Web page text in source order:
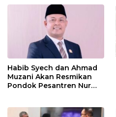
Habib Syech dan Ahmad
Muzani Akan Resmikan
Pondok Pesantren Nur